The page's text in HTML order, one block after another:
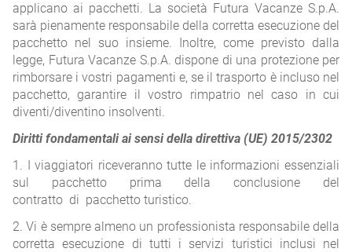
applicano ai pacchetti. La società Futura Vacanze S.p.A.
sarà pienamente responsabile della corretta esecuzione del
pacchetto nel suo insieme. Inoltre, come previsto dalla
legge, Futura Vacanze S.p.A. dispone di una protezione per
rimborsare i vostri pagamenti e, se il trasporto è incluso nel
pacchetto, garantire il vostro rimpatrio nel caso in cui
diventi/diventino insolventi.
Diritti fondamentali ai sensi della direttiva (UE) 2015/2302
1. I viaggiatori riceveranno tutte le informazioni essenziali
sul pacchetto prima della conclusione del
contratto di pacchetto turistico.
2. Vi è sempre almeno un professionista responsabile della
corretta esecuzione di tutti i servizi turistici inclusi nel